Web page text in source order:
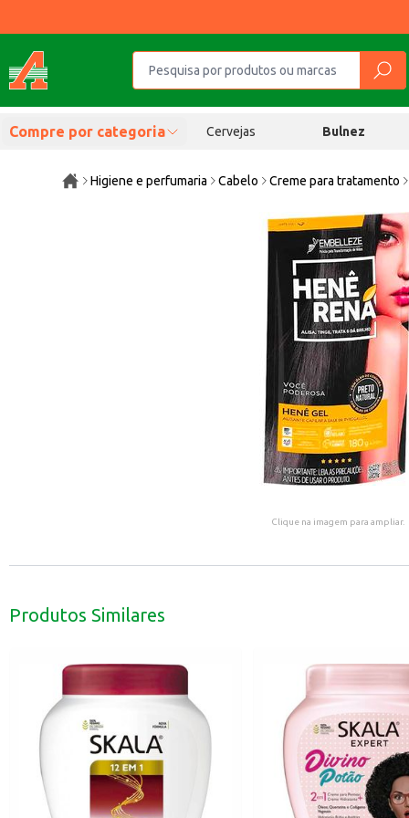
Compre por categoria Cervejas Bulnez
Higiene e perfumaria Cabelo Creme para tratamento
Clique na imagem para ampliar.
Produtos Similares